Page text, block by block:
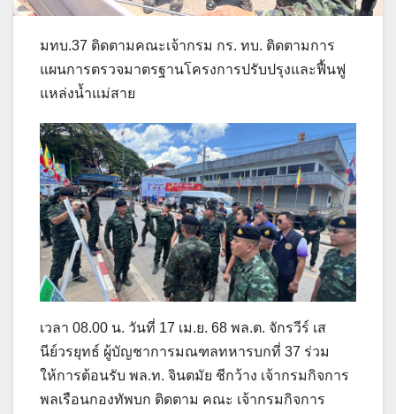
มทบ.37 ติดตามคณะเจ้ากรม กร. ทบ. ติดตามการ
แผนการตรวจมาตรฐานโครงการปรับปรุงและฟื้นฟู
แหล่งน้ำแม่สาย
เวลา 08.00 น. วันที่ 17 เม.ย. 68 พล.ต. จักรวีร์ เส
นีย์วรยุทธ์ ผู้บัญชาการมณฑลทหารบกที่ 37 ร่วม
ให้การต้อนรับ พล.ท. จินตมัย ชีกว้าง เจ้ากรมกิจการ
พลเรือนกองทัพบก ติดตาม คณะ เจ้ากรมกิจการ